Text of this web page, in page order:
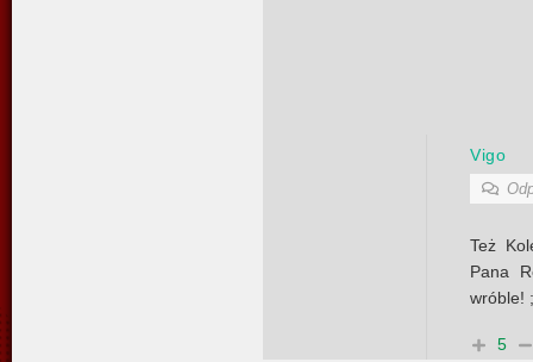
Vigo
Też
Pana
wróble!
5